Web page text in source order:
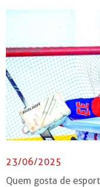
23/06/2025
Quem gosta de